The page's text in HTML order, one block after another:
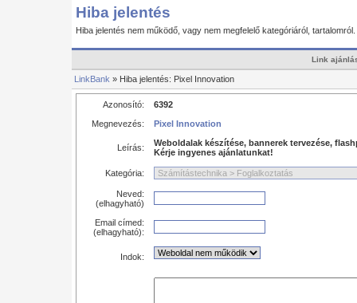
Hiba jelentés
Hiba jelentés nem működő, vagy nem megfelelő kategóriáról, tartalomról.
Link
LinkBank » Hiba jelentés: Pixel Innovation
Azonosító:
6392
Megnevezés:
Pixel Innovation
Leírás:
Weboldalak készítése, bannerek tervezése,
Kérje ingyenes ajánlatunkat!
Kategória:
Neved:
(elhagyható)
Email címed:
(elhagyható):
Indok: